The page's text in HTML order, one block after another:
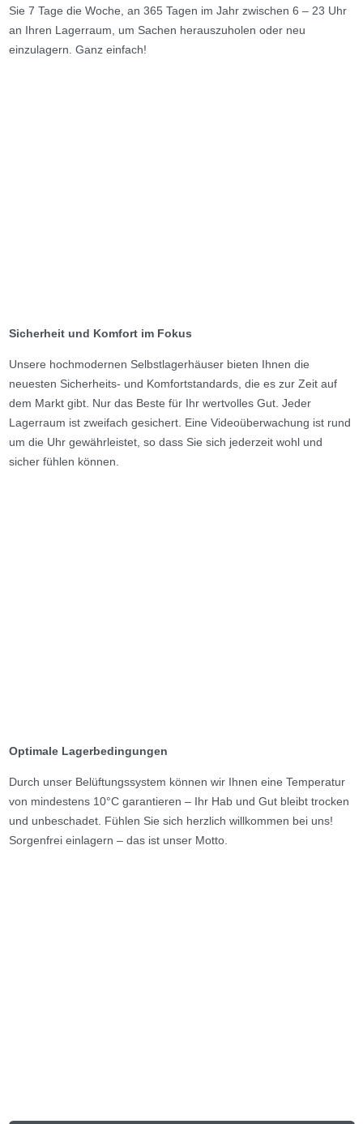
Sie 7 Tage die Woche, an 365 Tagen im Jahr zwischen 6 – 23 Uhr
an Ihren Lagerraum, um Sachen herauszuholen oder neu
einzulagern. Ganz einfach!
Sicherheit und Komfort im Fokus
Unsere hochmodernen Selbstlagerhäuser bieten Ihnen die
neuesten Sicherheits- und Komfortstandards, die es zur Zeit auf
dem Markt gibt. Nur das Beste für Ihr wertvolles Gut. Jeder
Lagerraum ist zweifach gesichert. Eine Videoüberwachung ist rund
um die Uhr gewährleistet, so dass Sie sich jederzeit wohl und
sicher fühlen können.
Optimale Lagerbedingungen
Durch unser Belüftungssystem können wir Ihnen eine Temperatur
von mindestens 10°C garantieren – Ihr Hab und Gut bleibt trocken
und unbeschadet. Fühlen Sie sich herzlich willkommen bei uns!
Sorgenfrei einlagern – das ist unser Motto.